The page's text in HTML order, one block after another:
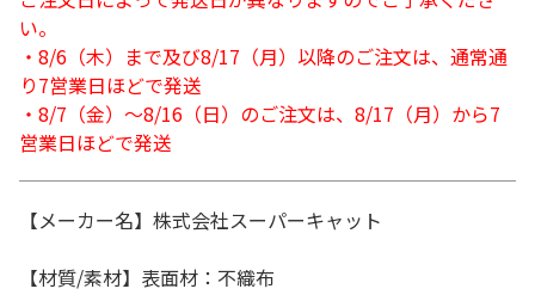
い。
・8/6（木）まで及び8/17（月）以降のご注文は、通常通
り7営業日ほどで発送
・8/7（金）～8/16（日）のご注文は、8/17（月）から7
営業日ほどで発送
【メーカー名】株式会社スーパーキャット
【材質/素材】表面材：不織布